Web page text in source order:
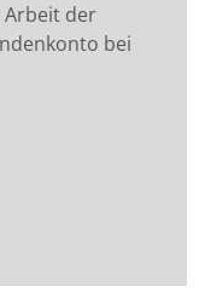
Arbeit der
bei